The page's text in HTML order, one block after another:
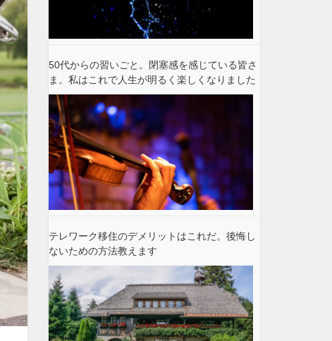
50代からの習いごと。閉塞感を感じている皆さ
ま。私はこれで人生が明るく楽しくなりました
テレワーク移住のデメリットはこれだ。後悔し
ないための方法教えます